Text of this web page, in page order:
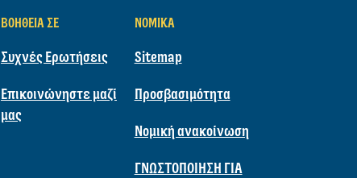
ΒΟΉΘΕΙΑ ΣΕ
Συχνές Ερωτήσεις
Επικοινώνηστε μαζί
μας
ΝΟΜΙΚΆ
Sitemap
Προσβασιμότητα
Νομική ανακοίνωση
ΓΝΩΣΤΟΠΟΙΗΣΗ ΓΙΑ